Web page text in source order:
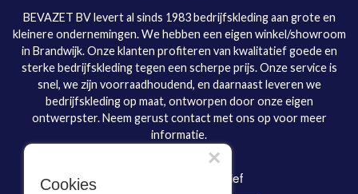
BEVAZET BV levert al sinds 1983 bedrijfskleding aan grote en
kleinere ondernemingen. We hebben een eigen winkel/showroom
in Brandwijk. Onze klanten profiteren van kwalitatief goede en
sterke bedrijfskleding tegen een scherpe prijs. Onze service is
snel, we zijn voorraadhoudend, en daarnaast leveren we
bedrijfskleding op maat, ontworpen door onze eigen
ontwerpster. Neem gerust contact met ons op voor meer
informatie.
Inschrijven nieuwsbrief
Cookies
×